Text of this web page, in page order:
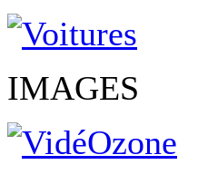
IMAGES